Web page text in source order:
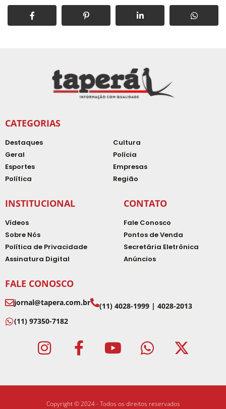
CATEGORIAS
Destaques
Geral
Esportes
Política
Cultura
Polícia
Empresas
Região
INSTITUCIONAL
Vídeos
Sobre Nós
Política de Privacidade
Assinatura Digital
CONTATO
Fale Conosco
Pontos de Venda
Secretária Eletrônica
Anúncios
FALE CONOSCO
jornal@tapera.com.br
(11) 4028-1999 | 4028-2013
(11) 97350-7182
Copyright © 2024 - Todos os direitos reservados